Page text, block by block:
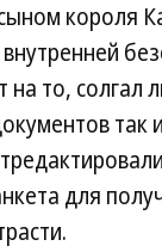
короля
то, солгал
так
для